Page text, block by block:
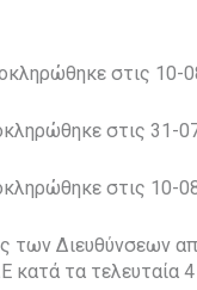
στις 10-
στις 31-
στις 10-
των Διευθύνσεων
τα τελευταία 4